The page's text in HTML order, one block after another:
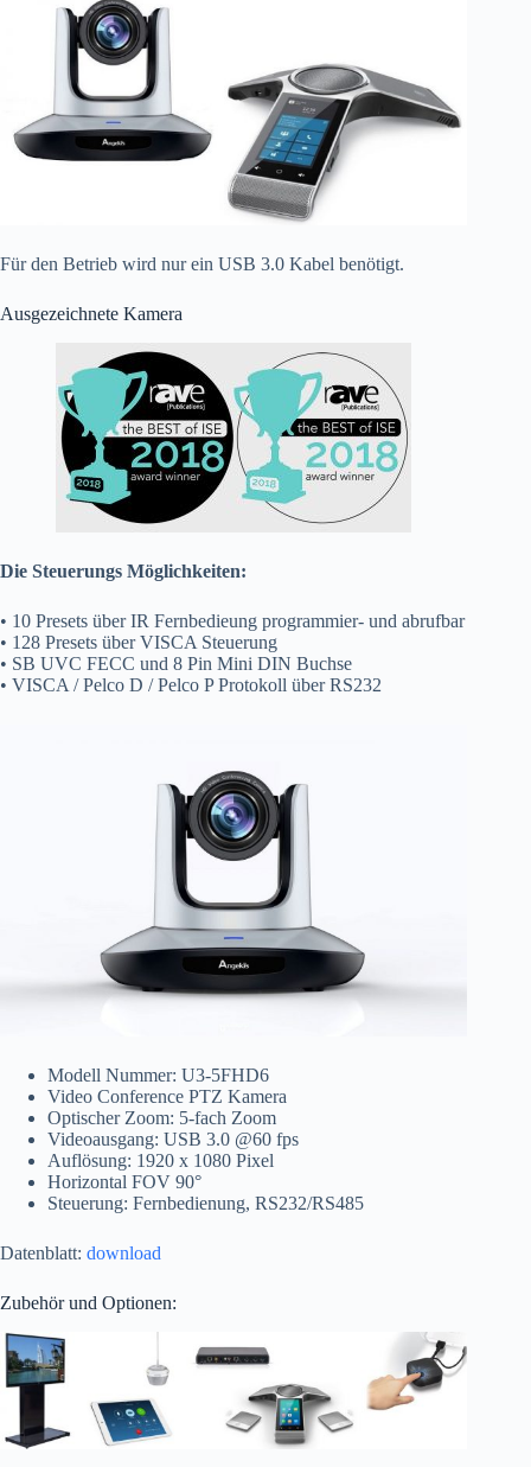
Für den Betrieb wird nur ein USB 3.0 Kabel benötigt.
Ausgezeichnete Kamera
Die Steuerungs Möglichkeiten:
• 10 Presets über IR Fernbedieung programmier- und abrufbar
• 128 Presets über VISCA Steuerung
• SB UVC FECC und 8 Pin Mini DIN Buchse
• VISCA / Pelco D / Pelco P Protokoll über RS232
Modell Nummer: U3-5FHD6
Video Conference PTZ Kamera
Optischer Zoom: 5-fach Zoom
Videoausgang: USB 3.0 @60 fps
Auflösung: 1920 x 1080 Pixel
Horizontal FOV 90°
Steuerung: Fernbedienung, RS232/RS485
Datenblatt: download
Zubehör und Optionen: